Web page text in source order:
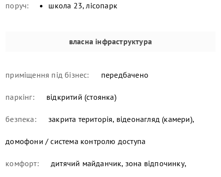
поруч: школа 23, лісопарк
власна інфраструктура
приміщення під бізнес: передбачено
паркінг: відкритий (стоянка)
безпека: закрита територія, відеонагляд (камери),
домофони / система контролю доступа
комфорт: дитячий майданчик, зона відпочинку,